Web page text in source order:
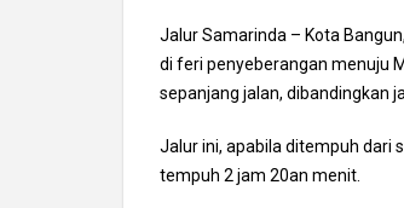
Jalur Samarinda – Kota
di feri penyeberangan menuju
sepanjang jalan, dibandingkan
Jalur ini, apabila ditempuh dari
tempuh 2 jam 20an menit.